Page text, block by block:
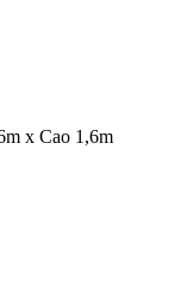
x Cao 1,6m